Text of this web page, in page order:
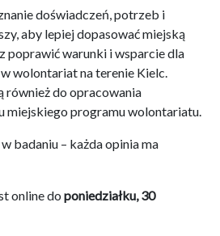
doświadczeń, potrzeb i
aby lepiej dopasować miejską
poprawić warunki i wsparcie dla
wolontariat na terenie Kielc.
również do opracowania
miejskiego programu wolontariatu.
badaniu – każda opinia ma
online do poniedziałku, 30